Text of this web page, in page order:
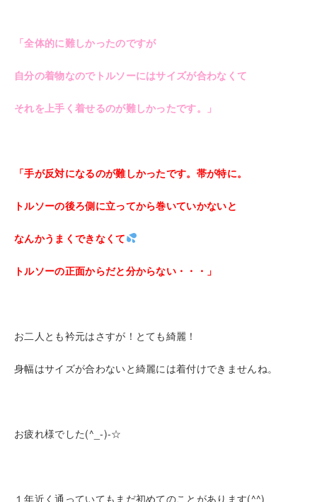
「全体的に難しかったのですが
自分の着物なのでトルソーにはサイズが合わなくて
それを上手く着せるのが難しかったです。」
「手が反対になるのが難しかったです。 帯が特に。
トルソーの後ろ側に立ってから巻いていかないと
なんかうまくできなくて
トルソーの正面からだと分からない・・・」
お二人とも衿元はさすが！とても綺麗！
身幅はサイズが合わないと綺麗には着付けできませんね。
お疲れ様でした(^_-)-☆
１年近く通っていてもまだ初めてのことがあります(^^)